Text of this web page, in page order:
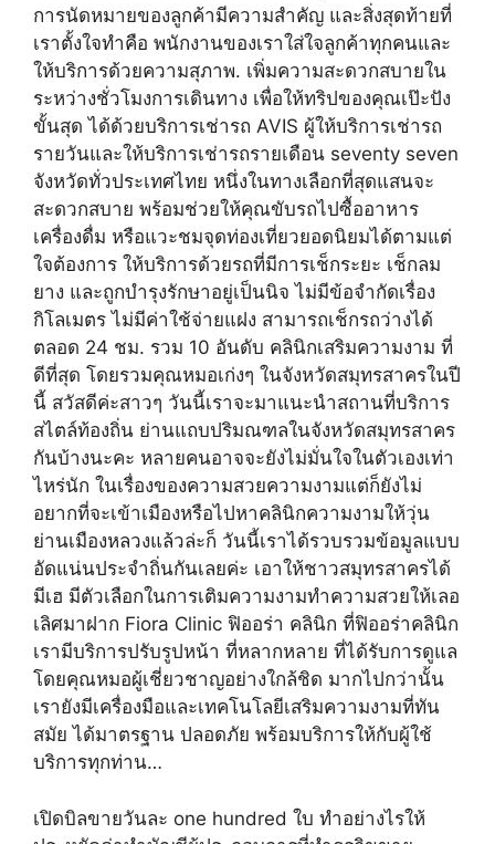
การนัดหมายของลูกค้ามีความสำคัญ และสิ่งสุดท้ายที่
เราตั้งใจทำคือ พนักงานของเราใส่ใจลูกค้าทุกคนและ
ให้บริการด้วยความสุภาพ. เพิ่มความสะดวกสบายใน
ระหว่างชั่วโมงการเดินทาง เพื่อให้ทริปของคุณเป๊ะปัง
ขั้นสุด ได้ด้วยบริการเช่ารถ AVIS ผู้ให้บริการเช่ารถ
รายวันและให้บริการเช่ารถรายเดือน seventy seven
จังหวัดทั่วประเทศไทย หนึ่งในทางเลือกที่สุดแสนจะ
สะดวกสบาย พร้อมช่วยให้คุณขับรถไปซื้ออาหาร
เครื่องดื่ม หรือแวะชมจุดท่องเที่ยวยอดนิยมได้ตามแต่
ใจต้องการ ให้บริการด้วยรถที่มีการเช็กระยะ เช็กลม
ยาง และถูกบำรุงรักษาอยู่เป็นนิจ ไม่มีข้อจำกัดเรื่อง
กิโลเมตร ไม่มีค่าใช้จ่ายแฝง สามารถเช็กรถว่างได้
ตลอด 24 ชม. รวม 10 อันดับ คลินิกเสริมความงาม ที่
ดีที่สุด โดยรวมคุณหมอเก่งๆ ในจังหวัดสมุทรสาครในปี
นี้ สวัสดีค่ะสาวๆ วันนี้เราจะมาแนะนำสถานที่บริการ
สไตล์ท้องถิ่น ย่านแถบปริมณฑลในจังหวัดสมุทรสาคร
กันบ้างนะคะ หลายคนอาจจะยังไม่มั่นใจในตัวเองเท่า
ไหร่นัก ในเรื่องของความสวยความงามแต่ก็ยังไม่
อยากที่จะเข้าเมืองหรือไปหาคลินิกความงามให้วุ่น
ย่านเมืองหลวงแล้วล่ะก็ วันนี้เราได้รวบรวมข้อมูลแบบ
อัดแน่นประจำถิ่นกันเลยค่ะ เอาให้ชาวสมุทรสาครได้
มีเฮ มีตัวเลือกในการเติมความงามทำความสวยให้เลอ
เลิศมาฝาก Fiora Clinic ฟิออร่า คลินิก ที่ฟิออร่าคลินิก
เรามีบริการปรับรูปหน้า ที่หลากหลาย ที่ได้รับการดูแล
โดยคุณหมอผู้เชี่ยวชาญอย่างใกล้ชิด มากไปกว่านั้น
เรายังมีเครื่องมือและเทคโนโลยีเสริมความงามที่ทัน
สมัย ได้มาตรฐาน ปลอดภัย พร้อมบริการให้กับผู้ใช้
บริการทุกท่าน…
เปิดบิลขายวันละ one hundred ใบ ทำอย่างไรให้